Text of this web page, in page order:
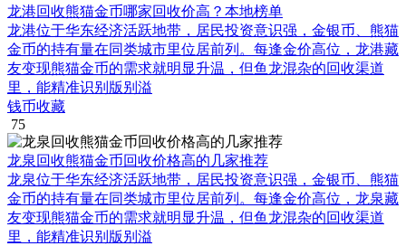
龙港回收熊猫金币哪家回收价高？本地榜单
龙港位于华东经济活跃地带，居民投资意识强，金银币、熊猫
金币的持有量在同类城市里位居前列。每逢金价高位，龙港藏
友变现熊猫金币的需求就明显升温，但鱼龙混杂的回收渠道
里，能精准识别版别溢
钱币收藏
75
龙泉回收熊猫金币回收价格高的几家推荐
龙泉位于华东经济活跃地带，居民投资意识强，金银币、熊猫
金币的持有量在同类城市里位居前列。每逢金价高位，龙泉藏
友变现熊猫金币的需求就明显升温，但鱼龙混杂的回收渠道
里，能精准识别版别溢